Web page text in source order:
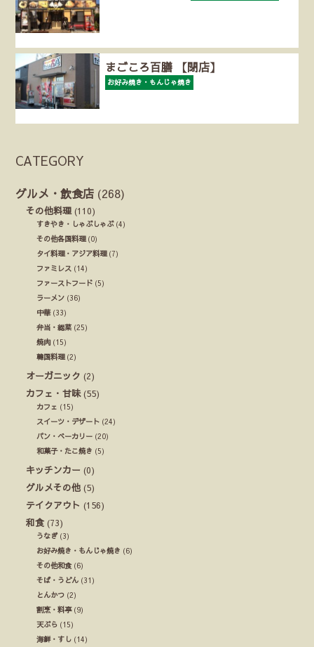
まごころ百膳 【閉店】
お好み焼き・もんじゃ焼き
CATEGORY
グルメ・飲食店 (268)
その他料理(110)
すきやき・しゃぶしゃぶ(4)
その他各国料理(0)
タイ料理・アジア料理(7)
ファミレス (14)
ファーストフード (5)
ラーメン (36)
中華(33)
弁当・総菜 (25)
焼肉 (15)
韓国料理(2)
オーガニック (2)
カフェ・甘味(55)
カフェ (15)
スイーツ・デザート (24)
パン・ベーカリー (20)
和菓子・たこ焼き (5)
キッチンカー (0)
グルメその他 (5)
テイクアウト (156)
和食 (73)
うなぎ(3)
お好み焼き・もんじゃ焼き (6)
その他和食(6)
そば・うどん (31)
とんかつ (2)
割烹・料亭(9)
天ぷら (15)
海鮮・すし (14)